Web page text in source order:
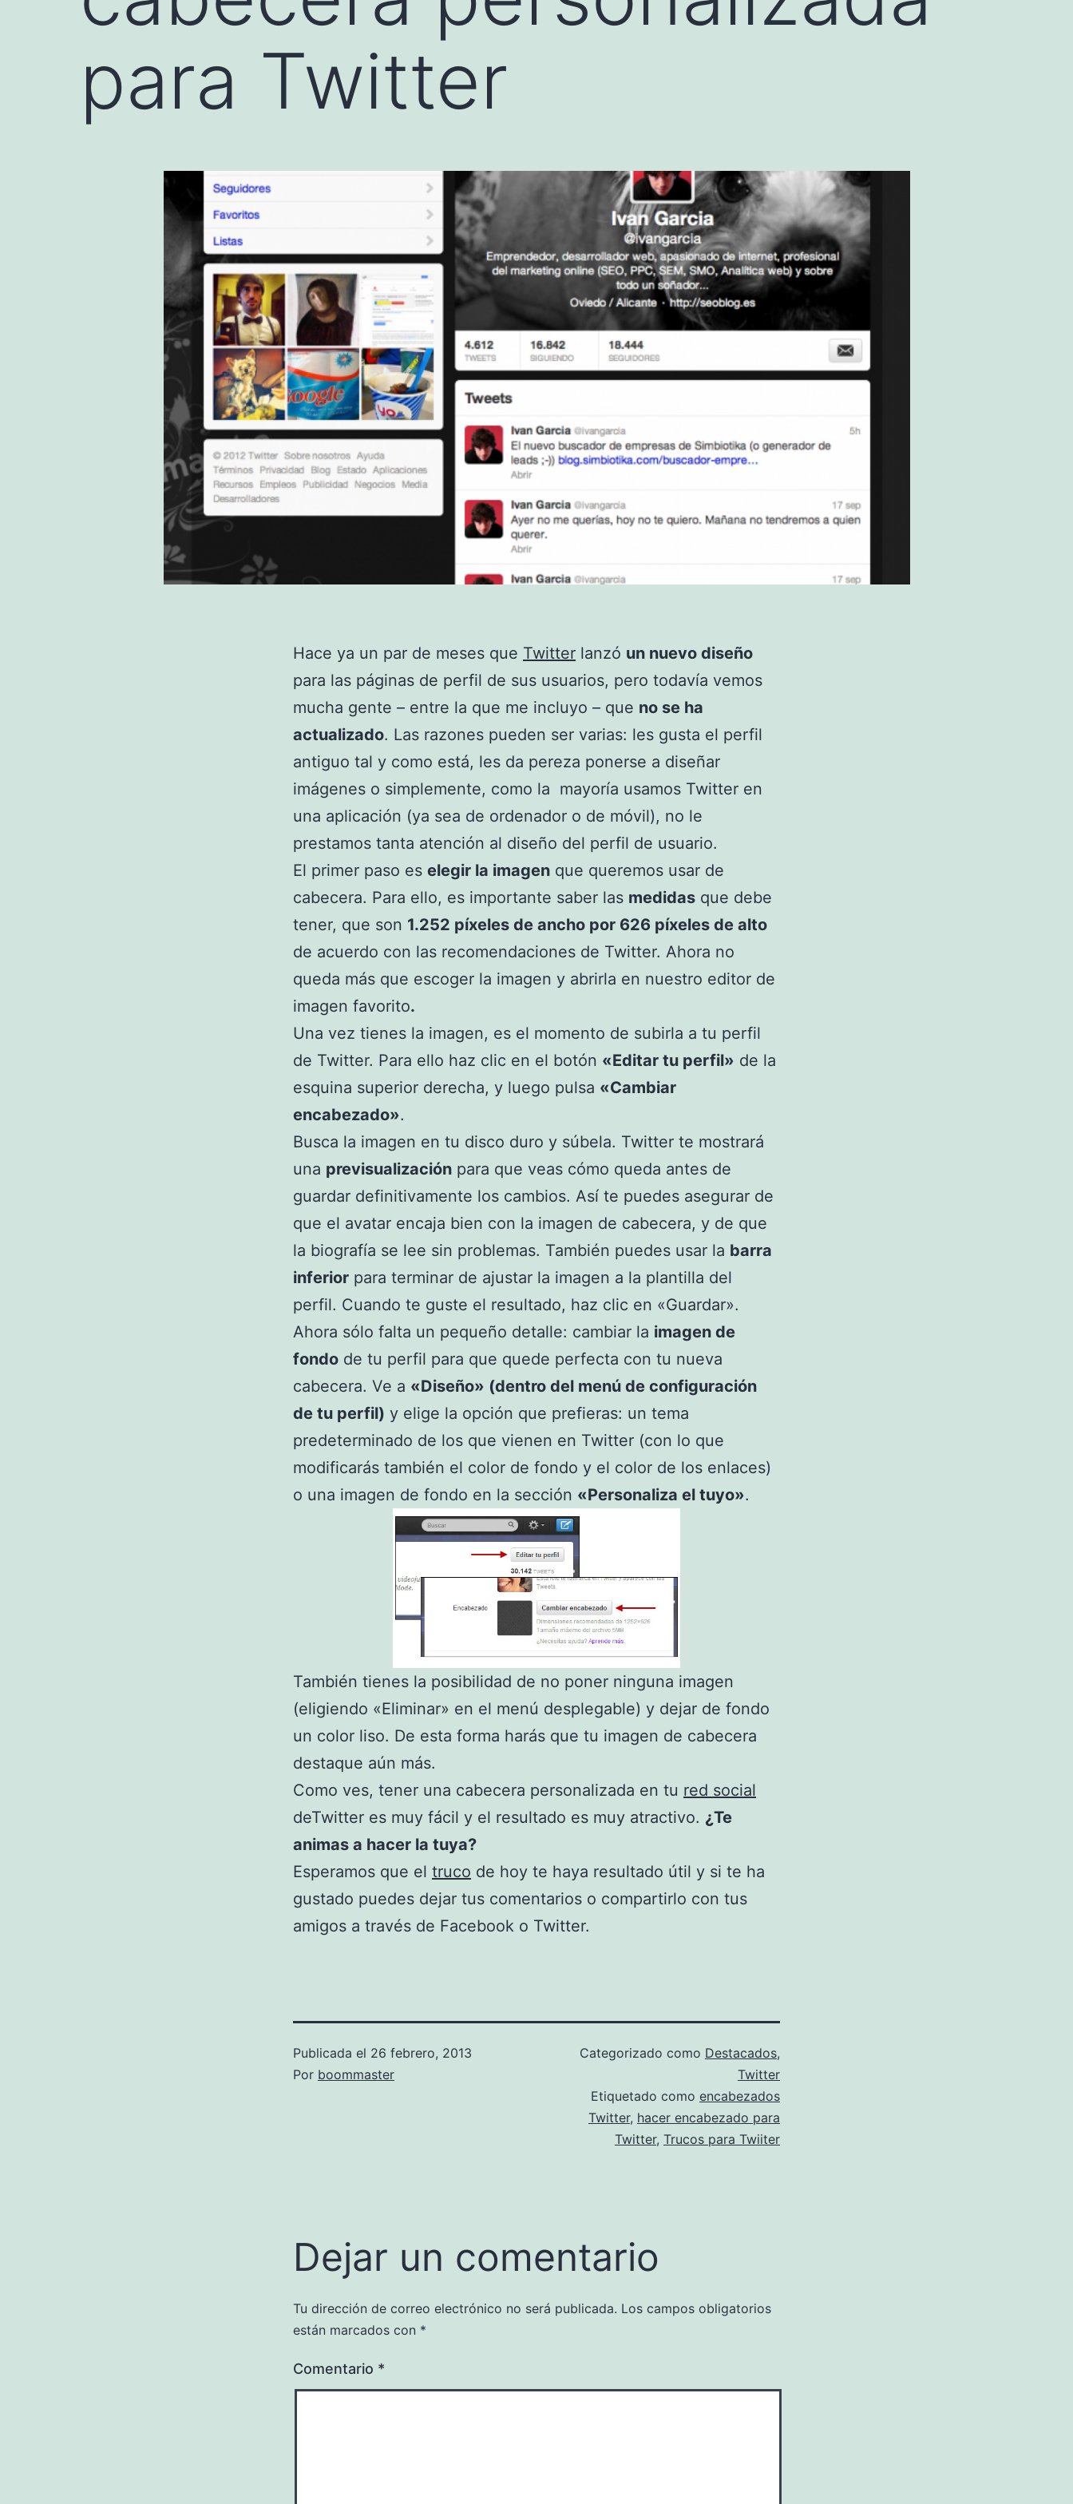
para Twitter
Hace ya un par de meses que Twitter lanzó un nuevo diseño
para las páginas de perfil de sus usuarios, pero todavía vemos
mucha gente – entre la que me incluyo – que no se ha
actualizado. Las razones pueden ser varias: les gusta el perfil
antiguo tal y como está, les da pereza ponerse a diseñar
imágenes o simplemente, como la mayoría usamos Twitter en
una aplicación (ya sea de ordenador o de móvil), no le
prestamos tanta atención al diseño del perfil de usuario.
El primer paso es elegir la imagen que queremos usar de
cabecera. Para ello, es importante saber las medidas que debe
tener, que son 1.252 píxeles de ancho por 626 píxeles de alto
de acuerdo con las recomendaciones de Twitter. Ahora no
queda más que escoger la imagen y abrirla en nuestro editor de
imagen favorito.
Una vez tienes la imagen, es el momento de subirla a tu perfil
de Twitter. Para ello haz clic en el botón «Editar tu perfil» de la
esquina superior derecha, y luego pulsa «Cambiar
encabezado».
Busca la imagen en tu disco duro y súbela. Twitter te mostrará
una previsualización para que veas cómo queda antes de
guardar definitivamente los cambios. Así te puedes asegurar de
que el avatar encaja bien con la imagen de cabecera, y de que
la biografía se lee sin problemas. También puedes usar la barra
inferior para terminar de ajustar la imagen a la plantilla del
perfil. Cuando te guste el resultado, haz clic en «Guardar».
Ahora sólo falta un pequeño detalle: cambiar la imagen de
fondo de tu perfil para que quede perfecta con tu nueva
cabecera. Ve a «Diseño» (dentro del menú de configuración
de tu perfil) y elige la opción que prefieras: un tema
predeterminado de los que vienen en Twitter (con lo que
modificarás también el color de fondo y el color de los enlaces)
o una imagen de fondo en la sección «Personaliza el tuyo».
También tienes la posibilidad de no poner ninguna imagen
(eligiendo «Eliminar» en el menú desplegable) y dejar de fondo
un color liso. De esta forma harás que tu imagen de cabecera
destaque aún más.
Como ves, tener una cabecera personalizada en tu red social
deTwitter es muy fácil y el resultado es muy atractivo. ¿Te
animas a hacer la tuya?
Esperamos que el truco de hoy te haya resultado útil y si te ha
gustado puedes dejar tus comentarios o compartirlo con tus
amigos a través de Facebook o Twitter.
Publicada el 26 febrero, 2013
Por boommaster
Categorizado como Destacados,
Twitter
Etiquetado como encabezados
Twitter, hacer encabezado para
Twitter, Trucos para Twiiter
Dejar un comentario
Tu dirección de correo electrónico no será publicada. Los campos obligatorios
están marcados con *
Comentario *